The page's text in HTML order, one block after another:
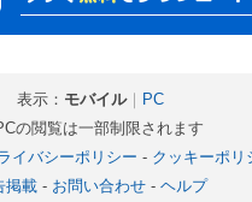
表示： モバイル｜ PC
の閲覧は一部制限されます
イバシーポリシー - クッキーポリ
掲載- お問い合わせ- ヘルプ